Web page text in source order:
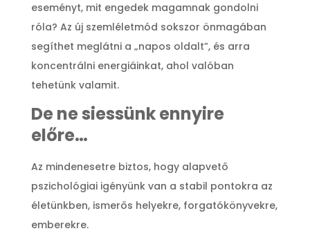
eseményt, mit engedek magamnak gondolni
róla? Az új szemléletmód sokszor önmagában
segíthet meglátni a „napos oldalt”, és arra
koncentrálni energiáinkat, ahol valóban
tehetünk valamit.
De ne siessünk ennyire
előre…
Az mindenesetre biztos, hogy alapvető
pszichológiai igényünk van a stabil pontokra az
életünkben, ismerős helyekre, forgatókönyvekre,
emberekre.